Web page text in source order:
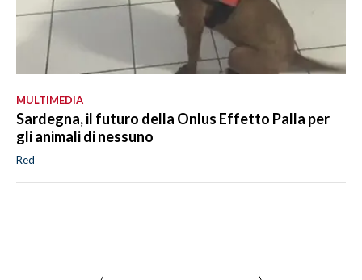
MULTIMEDIA
Sardegna, il futuro della Onlus Effetto Palla per
gli animali di nessuno
Red